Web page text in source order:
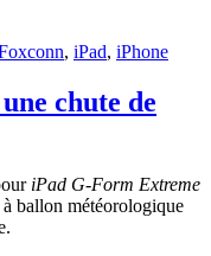
, iPad, iPhone
chute de
iPad G-Form Extreme
ballon météorologique